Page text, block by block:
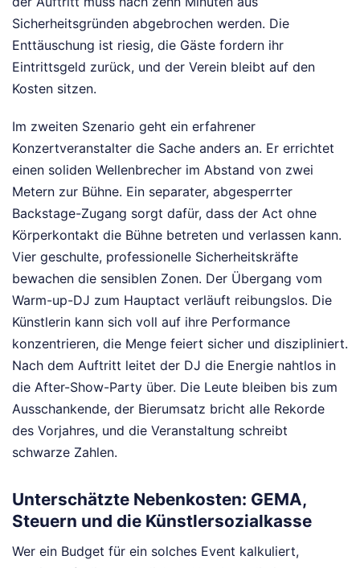
Sicherheitsgründen abgebrochen werden. Die
Enttäuschung ist riesig, die Gäste fordern ihr
Eintrittsgeld zurück, und der Verein bleibt auf den
Kosten sitzen.
Im zweiten Szenario geht ein erfahrener
Konzertveranstalter die Sache anders an. Er errichtet
einen soliden Wellenbrecher im Abstand von zwei
Metern zur Bühne. Ein separater, abgesperrter
Backstage-Zugang sorgt dafür, dass der Act ohne
Körperkontakt die Bühne betreten und verlassen kann.
Vier geschulte, professionelle Sicherheitskräfte
bewachen die sensiblen Zonen. Der Übergang vom
Warm-up-DJ zum Hauptact verläuft reibungslos. Die
Künstlerin kann sich voll auf ihre Performance
konzentrieren, die Menge feiert sicher und diszipliniert.
Nach dem Auftritt leitet der DJ die Energie nahtlos in
die After-Show-Party über. Die Leute bleiben bis zum
Ausschankende, der Bierumsatz bricht alle Rekorde
des Vorjahres, und die Veranstaltung schreibt
schwarze Zahlen.
Unterschätzte Nebenkosten: GEMA,
Steuern und die Künstlersozialkasse
Wer ein Budget für ein solches Event kalkuliert,